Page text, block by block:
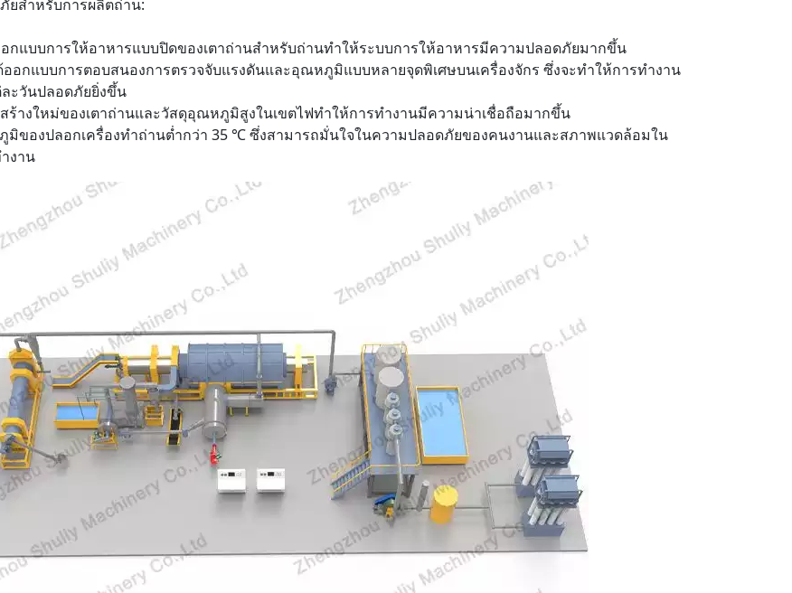
ยสำหรับการผลิตถ่าน:
กแบบการให้อาหารแบบปิดของเตาถ่านสำหรับถ่านทำให้ระบบการให้อาหารมีความปลอดภัยมากขึ้น
ออกแบบการตอบสนองการตรวจจับแรงดันและอุณหภูมิแบบหลายจุดพิเศษบนเครื่องจักร ซึ่งจะทำให้การทำงาน
ะวันปลอดภัยยิ่งขึ้น
ร้างใหม่ของเตาถ่านและวัสดุอุณหภูมิสูงในเขตไฟทำให้การทำงานมีความน่าเชื่อถือมากขึ้น
ของปลอกเครื่องทำถ่านต่ำกว่า 35 ℃ ซึ่งสามารถมั่นใจในความปลอดภัยของคนงานและสภาพแวดล้อมใน
งาน